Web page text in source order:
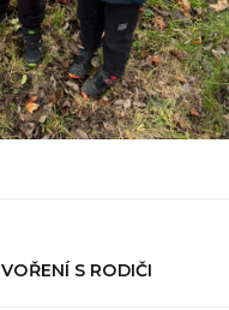
S RODIČI